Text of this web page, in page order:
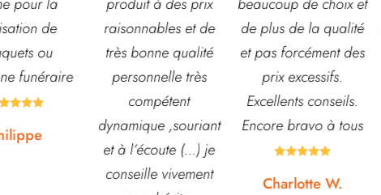
et de
qualité
très
,souriant
(...) je
de plus de la qualité
et pas forcément des
prix excessifs.
Excellents conseils.
Encore bravo à tous

Charlotte W.
également de pots ou
autre accessoires de
jardin. L’équipe est
souvent disponible
pour échanger et
conseiller. J’y vais
régulièrement et ne